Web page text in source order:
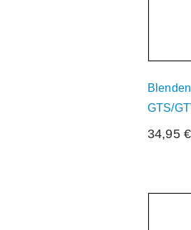
GTS/
34,95 €